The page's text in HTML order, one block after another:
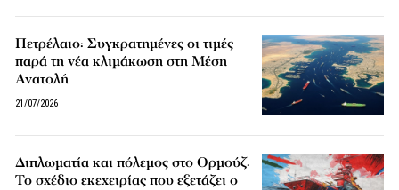
Πετρέλαιο: Συγκρατημένες οι τιμές
παρά τη νέα κλιμάκωση στη Μέση
Ανατολή
21/07/2026
Διπλωματία και πόλεμος στο Ορμούζ:
Το σχέδιο εκεχειρίας που εξετάζει ο